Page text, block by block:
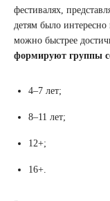
фестивалях,
детям было
можно быстрее
формируют группы
4–7 лет;
8–11 лет;
12+;
16+.